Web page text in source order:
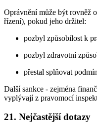
Oprávnění může být rovněž
řízení), pokud jeho držitel:
pozbyl způsobilost k
pozbyl zdravotní
přestal splňovat
Další sankce - zejména
vyplývají z pravomocí
21. Nejčastější dotazy